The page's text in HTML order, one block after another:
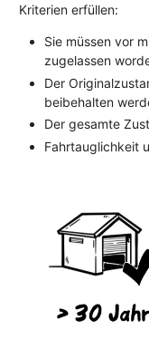
Kriterien erfüllen:
Sie müssen vor
zugelassen
Der
beibehalten
Der gesamte
Fahrtauglichkeit